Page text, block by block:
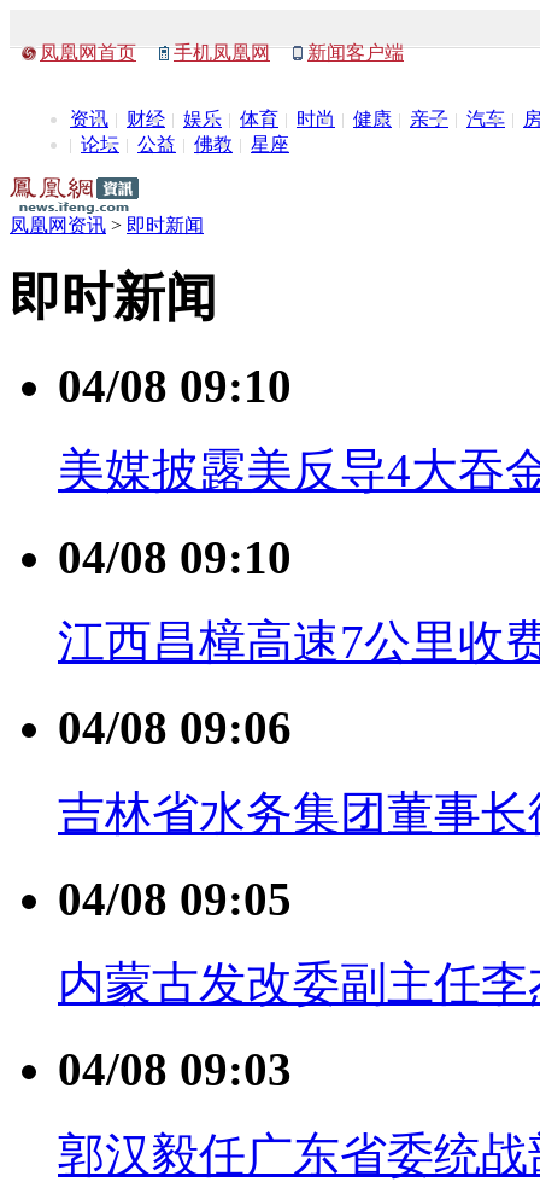
凤凰网首页 手机凤凰网 新闻客户端
资讯 财经 娱乐 体育 时尚 健康 亲子 汽车
论坛
公益 佛教 星座
凤凰网资讯 > 即时新闻
即时新闻
04/08 09:10
美媒披露美反导4大吞
04/08 09:10
江西昌樟高速7公里收
04/08 09:06
吉林省水务集团董事
04/08 09:05
内蒙古发改委副主任
04/08 09:03
郭汉毅任广东省委统